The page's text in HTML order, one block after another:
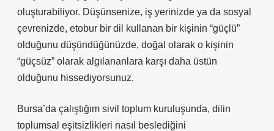
oluşturabiliyor. Düşünsenize, iş yerinizde ya da sosyal
çevrenizde, etobur bir dil kullanan bir kişinin “güçlü”
olduğunu düşündüğünüzde, doğal olarak o kişinin
“güçsüz” olarak algılananlara karşı daha üstün
olduğunu hissediyorsunuz.
Bursa’da çalıştığım sivil toplum kuruluşunda, dilin
toplumsal eşitsizlikleri nasıl beslediğini